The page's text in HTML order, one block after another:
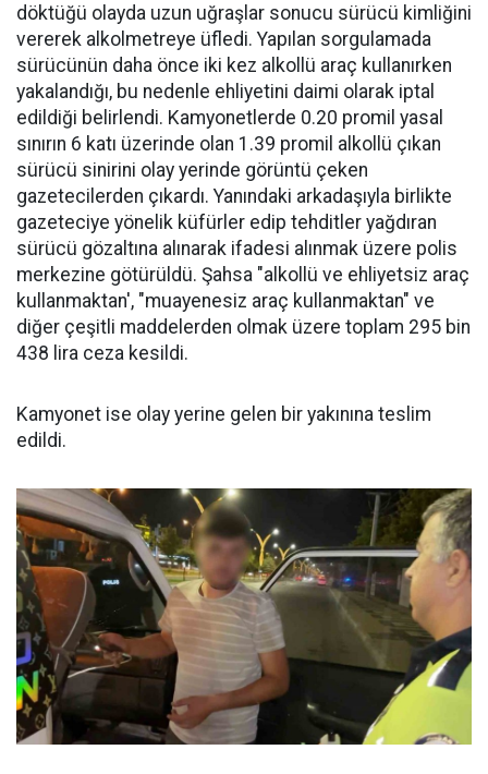
döktüğü olayda uzun uğraşlar sonucu sürücü kimliğini
vererek alkolmetreye üfledi. Yapılan sorgulamada
sürücünün daha önce iki kez alkollü araç kullanırken
yakalandığı, bu nedenle ehliyetini daimi olarak iptal
edildiği belirlendi. Kamyonetlerde 0.20 promil yasal
sınırın 6 katı üzerinde olan 1.39 promil alkollü çıkan
sürücü sinirini olay yerinde görüntü çeken
gazetecilerden çıkardı. Yanındaki arkadaşıyla birlikte
gazeteciye yönelik küfürler edip tehditler yağdıran
sürücü gözaltına alınarak ifadesi alınmak üzere polis
merkezine götürüldü. Şahsa "alkollü ve ehliyetsiz araç
kullanmaktan', "muayenesiz araç kullanmaktan" ve
diğer çeşitli maddelerden olmak üzere toplam 295 bin
438 lira ceza kesildi.
Kamyonet ise olay yerine gelen bir yakınına teslim
edildi.